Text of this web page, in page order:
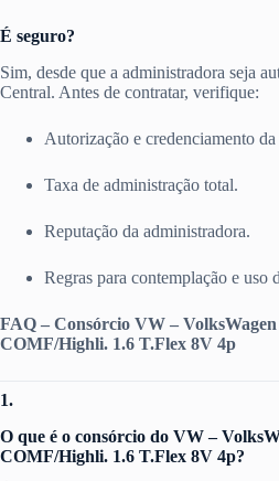
É seguro?
Sim, desde que a administradora seja
Central. Antes de contratar, verifique:
Autorização e credenciamento da
Taxa de administração total.
Reputação da administradora.
Regras para contemplação e uso
FAQ – Consórcio VW –
COMF/Highli. 1.6 T.Flex 8V 4p
1.
O que é o consórcio do VW –
COMF/Highli. 1.6 T.Flex 8V 4p?